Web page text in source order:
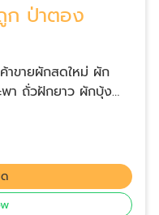
ก ป่าตอง
าขายผักสดใหม่ ผัก
พา ถั่วฝักยาว ผักบุ้ง
มงลัก สะระแหน่ ผักชี
หนู หัวหอม ต้นหอม
านค้าอยู่ใน
งสะดวกสบาย ไม่ร้อน